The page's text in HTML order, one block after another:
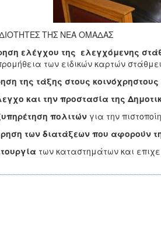
ΤΗΣ ΝΕΑ ΟΜΑΔΑΣ
ελέγχου της ελεγχόμενης
των ειδικών καρτών
της τάξης στους
και την προστασία της
πολιτώνγια την
των διατάξεων που αφορούν
των καταστημάτων και